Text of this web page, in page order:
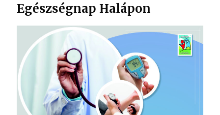
Egészségnap Halápon